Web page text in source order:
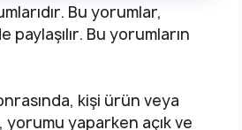
Bu yorumlar,
Bu yorumların
kişi ürün veya
yaparken açık ve